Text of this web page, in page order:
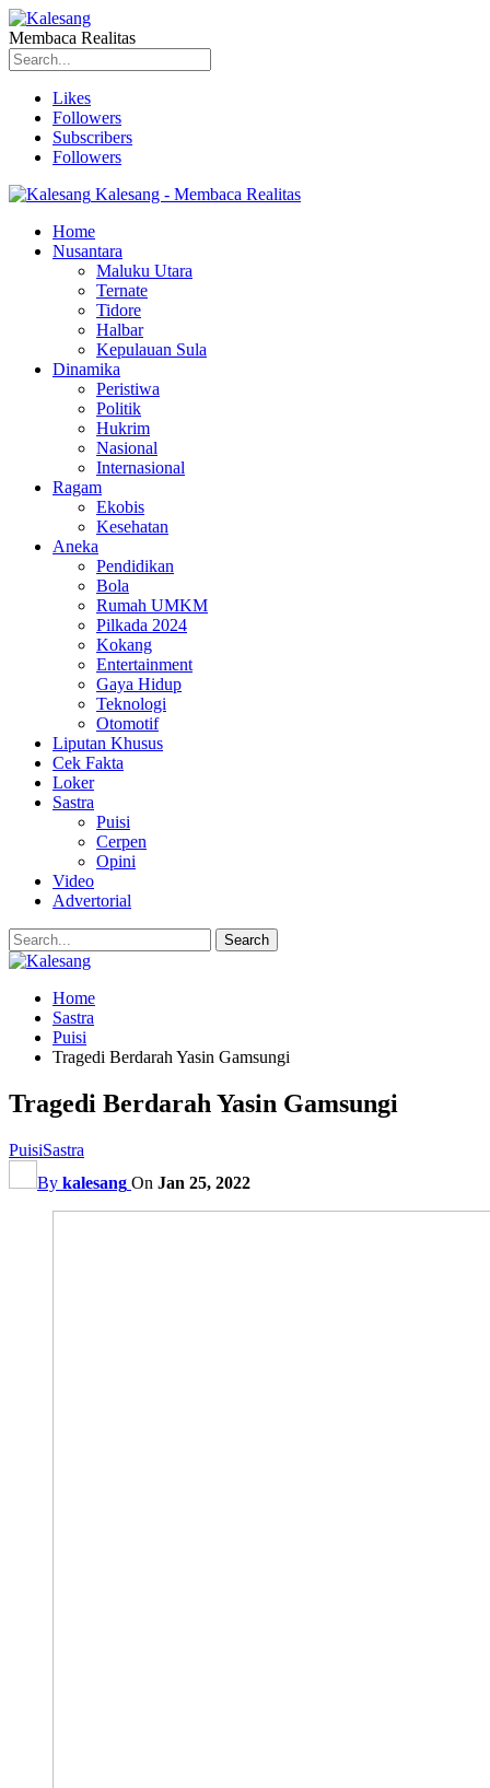
Membaca Realitas
Likes
Followers
Subscribers
Followers
Kalesang - Membaca Realitas
Home
Nusantara
Maluku Utara
Ternate
Tidore
Halbar
Kepulauan Sula
Dinamika
Peristiwa
Politik
Hukrim
Nasional
Internasional
Ragam
Ekobis
Kesehatan
Aneka
Pendidikan
Bola
Rumah UMKM
Pilkada 2024
Kokang
Entertainment
Gaya Hidup
Teknologi
Otomotif
Liputan Khusus
Cek Fakta
Loker
Sastra
Puisi
Cerpen
Opini
Video
Advertorial
Home
Sastra
Puisi
Tragedi Berdarah Yasin Gamsungi
Tragedi Berdarah Yasin Gamsungi
PuisiSastra
By kalesang On Jan 25, 2022